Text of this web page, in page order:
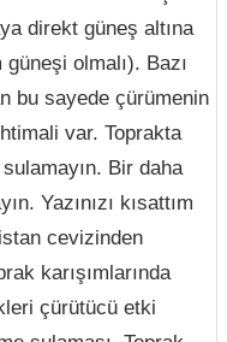
direkt güneş altına
olmalı). Bazı
bu sayede çürümenin
var. Toprakta
Bir daha
Yazınızı kısattım
cevizinden
karışımlarında
çürütücü etki